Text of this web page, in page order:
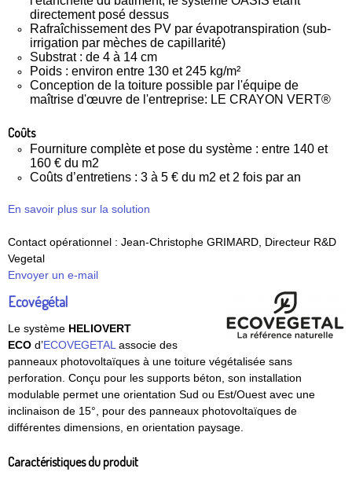
directement posé dessus
Rafraîchissement des PV par évapotranspiration (sub-
irrigation par mèches de capillarité)
Substrat : de 4 à 14 cm
Poids : environ entre 130 et 245 kg/m²
Conception de la toiture possible par l'équipe de
maîtrise d'œuvre de l'entreprise: LE CRAYON VERT®
Coûts
Fourniture complète et pose du système : entre 140 et
160 € du m2
Coûts d’entretiens : 3 à 5 € du m2 et 2 fois par an
En savoir plus sur la solution
Contact opérationnel : Jean-Christophe GRIMARD, Directeur R&D
Vegetal
Envoyer un e-mail
Ecovégétal
Le système HELIOVERT
ECO d’ECOVEGETAL associe des
panneaux photovoltaïques à une toiture végétalisée sans
perforation. Conçu pour les supports béton, son installation
modulable permet une orientation Sud ou Est/Ouest avec une
inclinaison de 15°, pour des panneaux photovoltaïques de
différentes dimensions, en orientation paysage.
Caractéristiques du produit